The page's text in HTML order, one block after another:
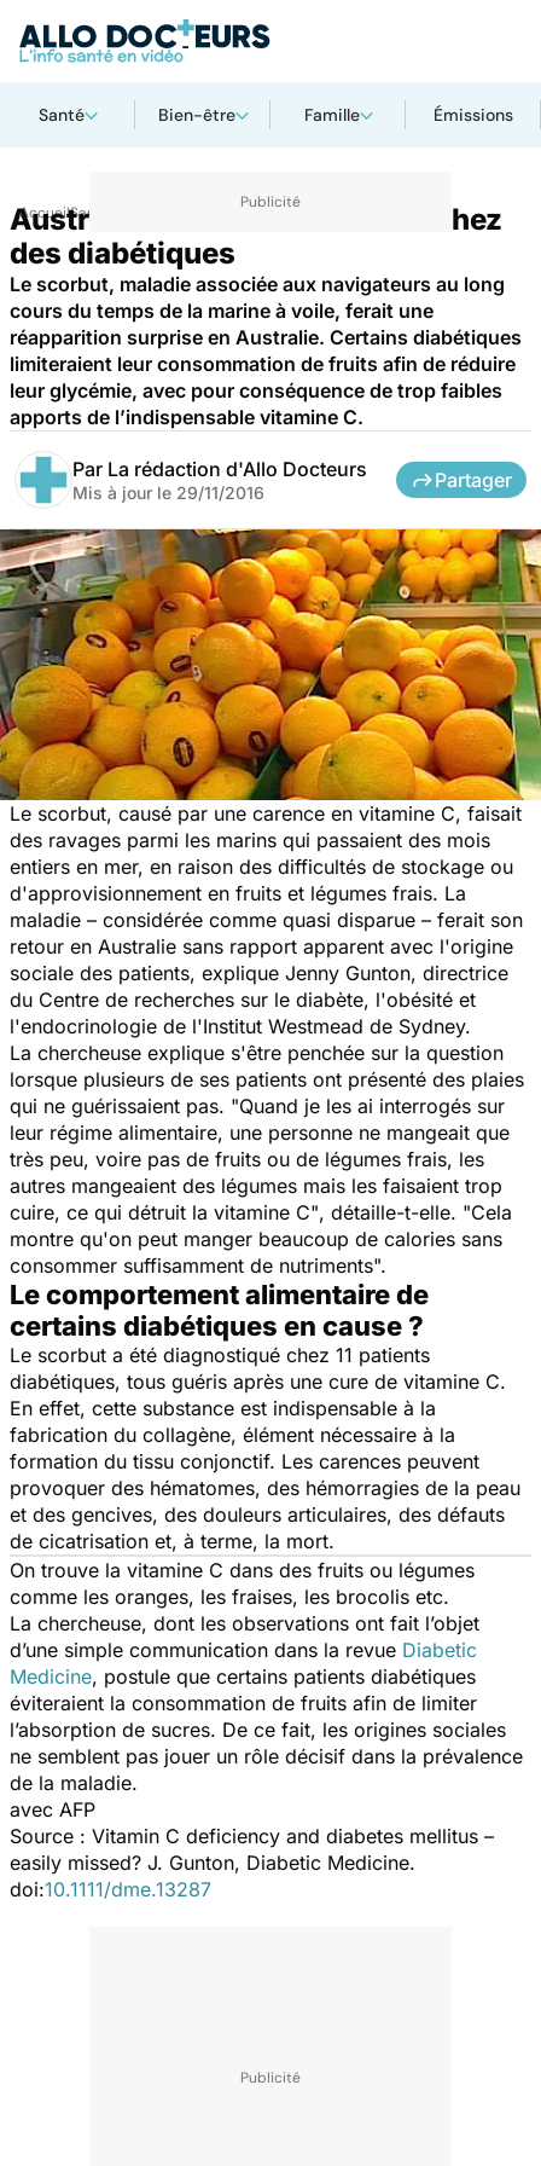
Santé Bien-être Famille Émissions
AccueilSanté
Australie : des cas de scorbut chez
des diabétiques
Le scorbut, maladie associée aux navigateurs au long
cours du temps de la marine à voile, ferait une
réapparition surprise en Australie. Certains diabétiques
limiteraient leur consommation de fruits afin de réduire
leur glycémie, avec pour conséquence de trop faibles
apports de l’indispensable vitamine C.
Par La rédaction d'Allo Docteurs
Mis à jour le 29/11/2016
Partager
Le scorbut, causé par une carence en vitamine C, faisait
des ravages parmi les marins qui passaient des mois
entiers en mer, en raison des difficultés de stockage ou
d'approvisionnement en fruits et légumes frais. La
maladie – considérée comme quasi disparue – ferait son
retour en Australie sans rapport apparent avec l'origine
sociale des patients, explique Jenny Gunton, directrice
du Centre de recherches sur le diabète, l'obésité et
l'endocrinologie de l'Institut Westmead de Sydney.
La chercheuse explique s'être penchée sur la question
lorsque plusieurs de ses patients ont présenté des plaies
qui ne guérissaient pas. "Quand je les ai interrogés sur
leur régime alimentaire, une personne ne mangeait que
très peu, voire pas de fruits ou de légumes frais, les
autres mangeaient des légumes mais les faisaient trop
cuire, ce qui détruit la vitamine C", détaille-t-elle. "Cela
montre qu'on peut manger beaucoup de calories sans
consommer suffisamment de nutriments".
Le comportement alimentaire de
certains diabétiques en cause ?
Le scorbut a été diagnostiqué chez 11 patients
diabétiques, tous guéris après une cure de vitamine C.
En effet, cette substance est indispensable à la
fabrication du collagène, élément nécessaire à la
formation du tissu conjonctif. Les carences peuvent
provoquer des hématomes, des hémorragies de la peau
et des gencives, des douleurs articulaires, des défauts
de cicatrisation et, à terme, la mort.
On trouve la vitamine C dans des fruits ou légumes
comme les oranges, les fraises, les brocolis etc.
La chercheuse, dont les observations ont fait l’objet
d’une simple communication dans la revue Diabetic
Medicine, postule que certains patients diabétiques
éviteraient la consommation de fruits afin de limiter
l’absorption de sucres. De ce fait, les origines sociales
ne semblent pas jouer un rôle décisif dans la prévalence
de la maladie.
avec AFP
Source : Vitamin C deficiency and diabetes mellitus –
easily missed? J. Gunton, Diabetic Medicine.
doi:10.1111/dme.13287